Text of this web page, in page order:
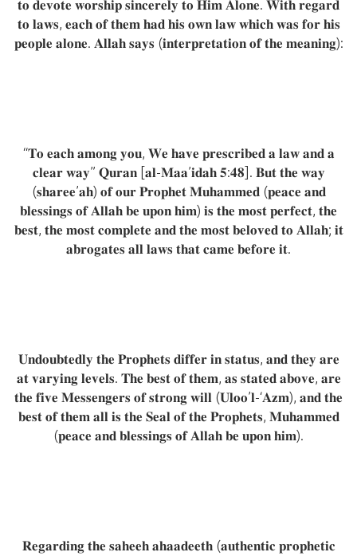
𝐭𝐨 𝐝𝐞𝐯𝐨𝐭𝐞 𝐰𝐨𝐫𝐬𝐡𝐢𝐩 𝐬𝐢𝐧𝐜𝐞𝐫𝐞𝐥𝐲 𝐭𝐨 𝐇𝐢𝐦 𝐀𝐥𝐨𝐧𝐞. 𝐖𝐢𝐭𝐡 𝐫𝐞𝐠𝐚𝐫𝐝
𝐭𝐨 𝐥𝐚𝐰𝐬, 𝐞𝐚𝐜𝐡 𝐨𝐟 𝐭𝐡𝐞𝐦 𝐡𝐚𝐝 𝐡𝐢𝐬 𝐨𝐰𝐧 𝐥𝐚𝐰 𝐰𝐡𝐢𝐜𝐡 𝐰𝐚𝐬 𝐟𝐨𝐫 𝐡𝐢𝐬
𝐩𝐞𝐨𝐩𝐥𝐞 𝐚𝐥𝐨𝐧𝐞. 𝐀𝐥𝐥𝐚𝐡 𝐬𝐚𝐲𝐬 (𝐢𝐧𝐭𝐞𝐫𝐩𝐫𝐞𝐭𝐚𝐭𝐢𝐨𝐧 𝐨𝐟 𝐭𝐡𝐞 𝐦𝐞𝐚𝐧𝐢𝐧𝐠):
“𝐓𝐨 𝐞𝐚𝐜𝐡 𝐚𝐦𝐨𝐧𝐠 𝐲𝐨𝐮, 𝐖𝐞 𝐡𝐚𝐯𝐞 𝐩𝐫𝐞𝐬𝐜𝐫𝐢𝐛𝐞𝐝 𝐚 𝐥𝐚𝐰 𝐚𝐧𝐝 𝐚
𝐜𝐥𝐞𝐚𝐫 𝐰𝐚𝐲” 𝐐𝐮𝐫𝐚𝐧 [𝐚𝐥-𝐌𝐚𝐚’𝐢𝐝𝐚𝐡 𝟓:𝟒𝟖]. 𝐁𝐮𝐭 𝐭𝐡𝐞 𝐰𝐚𝐲
(𝐬𝐡𝐚𝐫𝐞𝐞’𝐚𝐡) 𝐨𝐟 𝐨𝐮𝐫 𝐏𝐫𝐨𝐩𝐡𝐞𝐭 𝐌𝐮𝐡𝐚𝐦𝐦𝐞𝐝 (𝐩𝐞𝐚𝐜𝐞 𝐚𝐧𝐝
𝐛𝐥𝐞𝐬𝐬𝐢𝐧𝐠𝐬 𝐨𝐟 𝐀𝐥𝐥𝐚𝐡 𝐛𝐞 𝐮𝐩𝐨𝐧 𝐡𝐢𝐦) 𝐢𝐬 𝐭𝐡𝐞 𝐦𝐨𝐬𝐭 𝐩𝐞𝐫𝐟𝐞𝐜𝐭, 𝐭𝐡𝐞
𝐛𝐞𝐬𝐭, 𝐭𝐡𝐞 𝐦𝐨𝐬𝐭 𝐜𝐨𝐦𝐩𝐥𝐞𝐭𝐞 𝐚𝐧𝐝 𝐭𝐡𝐞 𝐦𝐨𝐬𝐭 𝐛𝐞𝐥𝐨𝐯𝐞𝐝 𝐭𝐨 𝐀𝐥𝐥𝐚𝐡; 𝐢𝐭
𝐚𝐛𝐫𝐨𝐠𝐚𝐭𝐞𝐬 𝐚𝐥𝐥 𝐥𝐚𝐰𝐬 𝐭𝐡𝐚𝐭 𝐜𝐚𝐦𝐞 𝐛𝐞𝐟𝐨𝐫𝐞 𝐢𝐭.
𝐔𝐧𝐝𝐨𝐮𝐛𝐭𝐞𝐝𝐥𝐲 𝐭𝐡𝐞 𝐏𝐫𝐨𝐩𝐡𝐞𝐭𝐬 𝐝𝐢𝐟𝐟𝐞𝐫 𝐢𝐧 𝐬𝐭𝐚𝐭𝐮𝐬, 𝐚𝐧𝐝 𝐭𝐡𝐞𝐲 𝐚𝐫𝐞
𝐚𝐭 𝐯𝐚𝐫𝐲𝐢𝐧𝐠 𝐥𝐞𝐯𝐞𝐥𝐬. 𝐓𝐡𝐞 𝐛𝐞𝐬𝐭 𝐨𝐟 𝐭𝐡𝐞𝐦, 𝐚𝐬 𝐬𝐭𝐚𝐭𝐞𝐝 𝐚𝐛𝐨𝐯𝐞, 𝐚𝐫𝐞
𝐭𝐡𝐞 𝐟𝐢𝐯𝐞 𝐌𝐞𝐬𝐬𝐞𝐧𝐠𝐞𝐫𝐬 𝐨𝐟 𝐬𝐭𝐫𝐨𝐧𝐠 𝐰𝐢𝐥𝐥 (𝐔𝐥𝐨𝐨’𝐥-‘𝐀𝐳𝐦), 𝐚𝐧𝐝 𝐭𝐡𝐞
𝐛𝐞𝐬𝐭 𝐨𝐟 𝐭𝐡𝐞𝐦 𝐚𝐥𝐥 𝐢𝐬 𝐭𝐡𝐞 𝐒𝐞𝐚𝐥 𝐨𝐟 𝐭𝐡𝐞 𝐏𝐫𝐨𝐩𝐡𝐞𝐭𝐬, 𝐌𝐮𝐡𝐚𝐦𝐦𝐞𝐝
(𝐩𝐞𝐚𝐜𝐞 𝐚𝐧𝐝 𝐛𝐥𝐞𝐬𝐬𝐢𝐧𝐠𝐬 𝐨𝐟 𝐀𝐥𝐥𝐚𝐡 𝐛𝐞 𝐮𝐩𝐨𝐧 𝐡𝐢𝐦).
𝐑𝐞𝐠𝐚𝐫𝐝𝐢𝐧𝐠 𝐭𝐡𝐞 𝐬𝐚𝐡𝐞𝐞𝐡 𝐚𝐡𝐚𝐚𝐝𝐞𝐞𝐭𝐡 (𝐚𝐮𝐭𝐡𝐞𝐧𝐭𝐢𝐜 𝐩𝐫𝐨𝐩𝐡𝐞𝐭𝐢𝐜